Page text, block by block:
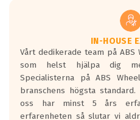
vilken körstil du använder.
Våtgrepp egenskaper:
Betygsskalan är satt A till F.
den kortaste bromssträckan
längsta.
Inga D eller G betyg delas ut
personbilar och lätta lastbilar.
IN-HOUSE
Vårt dedikerade team på
som helst hjälpa dig
Specialisterna på ABS
branschens högsta
oss har minst 5 års
erfarenheten så slutar vi